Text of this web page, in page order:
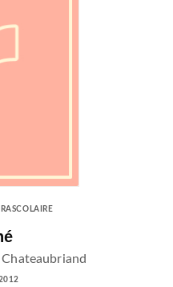
Chateaubriand